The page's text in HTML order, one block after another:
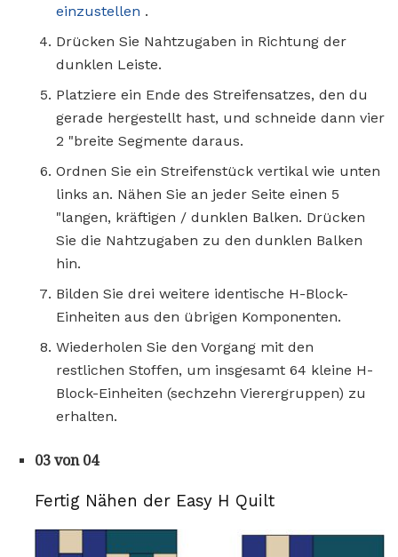
einzustellen .
Drücken Sie Nahtzugaben in Richtung der
dunklen Leiste.
Platziere ein Ende des Streifensatzes, den du
gerade hergestellt hast, und schneide dann vier
2 "breite Segmente daraus.
Ordnen Sie ein Streifenstück vertikal wie unten
links an. Nähen Sie an jeder Seite einen 5
"langen, kräftigen / dunklen Balken. Drücken
Sie die Nahtzugaben zu den dunklen Balken
hin.
Bilden Sie drei weitere identische H-Block-
Einheiten aus den übrigen Komponenten.
Wiederholen Sie den Vorgang mit den
restlichen Stoffen, um insgesamt 64 kleine H-
Block-Einheiten (sechzehn Vierergruppen) zu
erhalten.
03 von 04
Fertig Nähen der Easy H Quilt